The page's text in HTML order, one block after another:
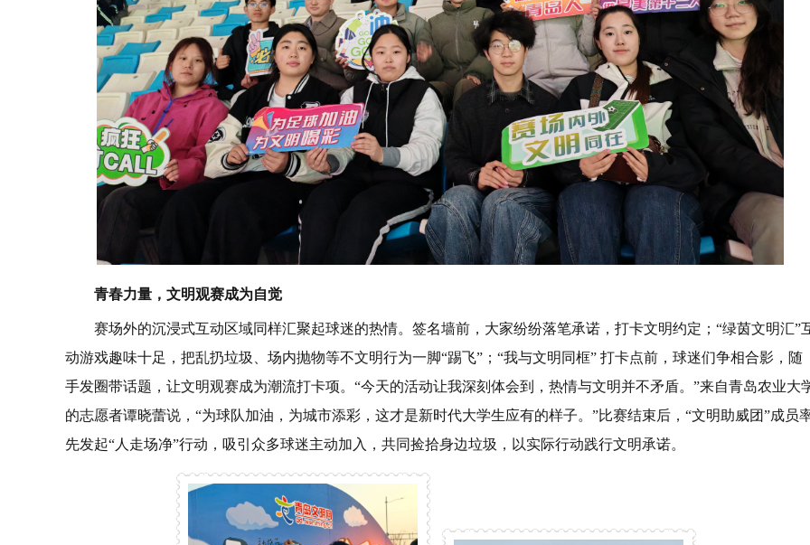
青春力量，文明观赛成为自觉
赛场外的沉浸式互动区域同样汇聚起球迷的热情。签名墙前，大家纷纷落笔承诺，打卡文明约定；“绿茵文明汇”
动游戏趣味十足，把乱扔垃圾、场内抛物等不文明行为一脚“踢飞”；“我与文明同框” 打卡点前，球迷们争相合影，随
手发圈带话题，让文明观赛成为潮流打卡项。“今天的活动让我深刻体会到，热情与文明并不矛盾。”来自青岛农业大
的志愿者谭晓蕾说，“为球队加油，为城市添彩，这才是新时代大学生应有的样子。”比赛结束后，“文明助威团”成员
先发起“人走场净”行动，吸引众多球迷主动加入，共同捡拾身边垃圾，以实际行动践行文明承诺。